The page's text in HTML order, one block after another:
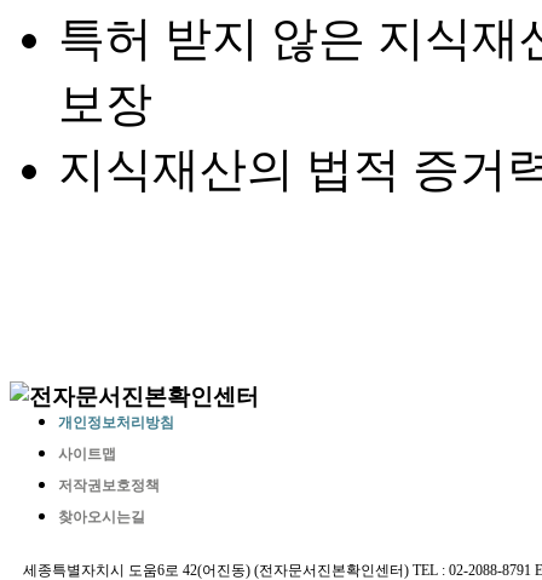
특허 받지 않은 지식재
보장
지식재산의 법적 증거
개인정보처리방침
사이트맵
저작권보호정책
찾아오시는길
세종특별자치시 도움6로 42(어진동) (전자문서진본확인센터) TEL : 02-2088-8791